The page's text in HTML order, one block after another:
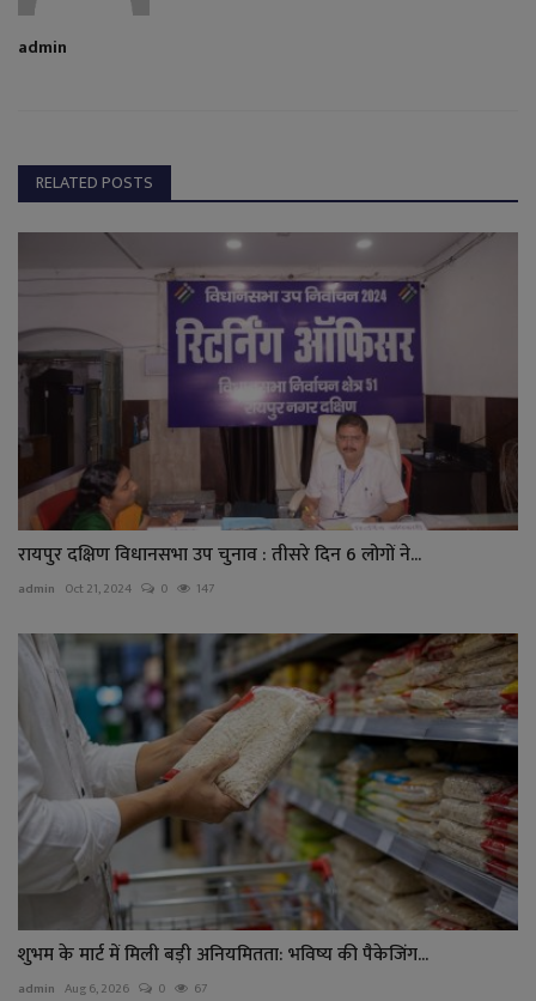
admin
RELATED POSTS
रायपुर दक्षिण विधानसभा उप चुनाव : तीसरे दिन 6 लोगों ने...
admin Oct 21, 2024 0 147
शुभम के मार्ट में मिली बड़ी अनियमितता: भविष्य की पैकेजिंग...
admin Aug 6, 2026 0 67